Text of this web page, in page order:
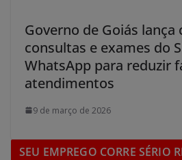
Governo de Goiás
consultas e exames do
WhatsApp para reduzir
atendimentos
9 de março de 2026
SEU EMPREGO CORRE SÉRIO